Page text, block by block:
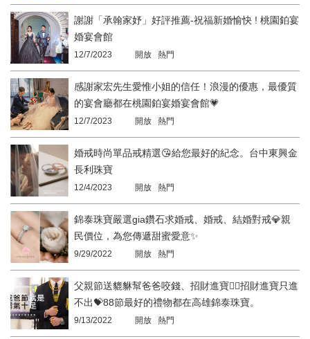
謝謝「承翰家妤」好評推薦-祝福新婚愉快 ! 桃園鉑宴
婚宴會館
12/7/2023 開放 熱門
感謝家宏先生愛惟小姐的信任！浪漫的優惠，最優質
的宴會廳都在桃園鉑宴婚宴會館💗
12/7/2023 開放 熱門
婚戒時尚單品戒精選😘給您最好的紀念。台中東興金
長利珠寶
12/4/2023 開放 熱門
錦泰珠寶嚴選gia鑽石求婚戒、婚戒、結婚對戒💎親
民價位，為您傳遞甜蜜愛意✨
9/29/2022 開放 熱門
父親節送貔貅幫爸爸咬錢、招財進寶👍🏻招財進寶只進
不出💝88節最好的禮物都在高雄錦泰珠寶。
9/13/2022 開放 熱門